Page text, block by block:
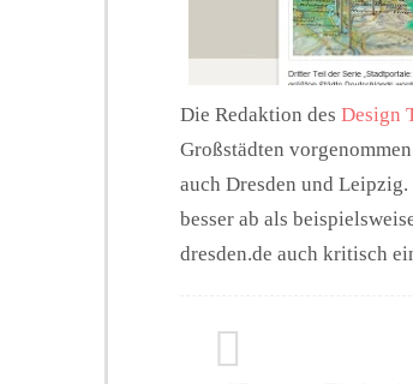
Die Redaktion des Design
Großstädten
auch Dresden und Leipzig.
besser ab als
dresden.de auch kritisch